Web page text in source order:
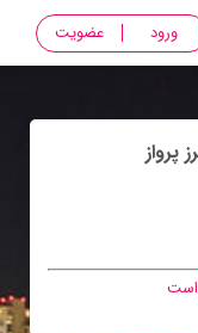
ورود عضویت
پرواز
است